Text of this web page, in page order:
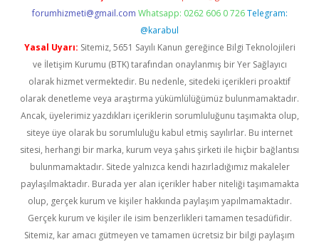
forumhizmeti@gmail.com Whatsapp: 0262 606 0 726 Telegram:
@karabul
Yasal Uyarı: Sitemiz, 5651 Sayılı Kanun gereğince Bilgi Teknolojileri
ve İletişim Kurumu (BTK) tarafından onaylanmış bir Yer Sağlayıcı
olarak hizmet vermektedir. Bu nedenle, sitedeki içerikleri proaktif
olarak denetleme veya araştırma yükümlülüğümüz bulunmamaktadır.
Ancak, üyelerimiz yazdıkları içeriklerin sorumluluğunu taşımakta olup,
siteye üye olarak bu sorumluluğu kabul etmiş sayılırlar. Bu internet
sitesi, herhangi bir marka, kurum veya şahıs şirketi ile hiçbir bağlantısı
bulunmamaktadır. Sitede yalnızca kendi hazırladığımız makaleler
paylaşılmaktadır. Burada yer alan içerikler haber niteliği taşımamakta
olup, gerçek kurum ve kişiler hakkında paylaşım yapılmamaktadır.
Gerçek kurum ve kişiler ile isim benzerlikleri tamamen tesadüfidir.
Sitemiz, kar amacı gütmeyen ve tamamen ücretsiz bir bilgi paylaşım